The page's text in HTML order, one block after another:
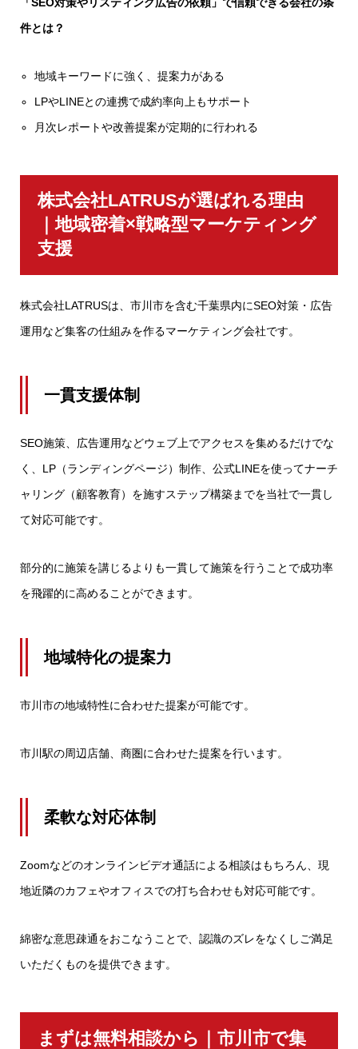
件とは？
地域キーワードに強く、提案力がある
LPやLINEとの連携で成約率向上もサポート
月次レポートや改善提案が定期的に行われる
株式会社LATRUSが選ばれる理由
｜地域密着×戦略型マーケティング
支援
株式会社LATRUSは、市川市を含む千葉県内にSEO対策・広告
運用など集客の仕組みを作るマーケティング会社です。
一貫支援体制
SEO施策、広告運用などウェブ上でアクセスを集めるだけでな
く、LP（ランディングページ）制作、公式LINEを使ってナーチ
ャリング（顧客教育）を施すステップ構築までを当社で一貫し
て対応可能です。
部分的に施策を講じるよりも一貫して施策を行うことで成功率
を飛躍的に高めることができます。
地域特化の提案力
市川市の地域特性に合わせた提案が可能です。
市川駅の周辺店舗、商圏に合わせた提案を行います。
柔軟な対応体制
Zoomなどのオンラインビデオ通話による相談はもちろん、現
地近隣のカフェやオフィスでの打ち合わせも対応可能です。
綿密な意思疎通をおこなうことで、認識のズレをなくしご満足
いただくものを提供できます。
まずは無料相談から｜市川市で集